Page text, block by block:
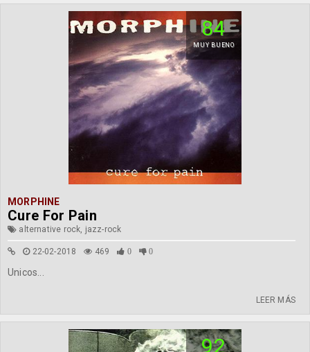
84
MUY BUENO
MORPHINE
Cure For Pain
alternative rock, jazz-rock
22-02-2018 469 0 0
Unicos...
LEER MÁS
92